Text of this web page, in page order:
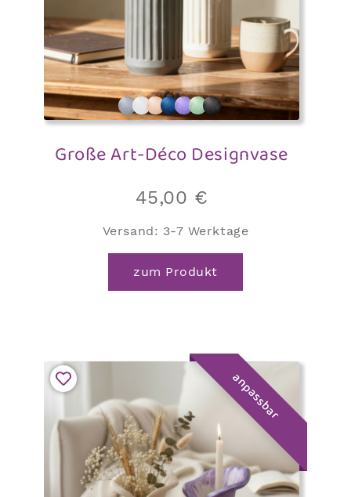
Große Art-Déco Designvase
45,00 €
Versand: 3-7 Werktage
zum Produkt
anpassbar